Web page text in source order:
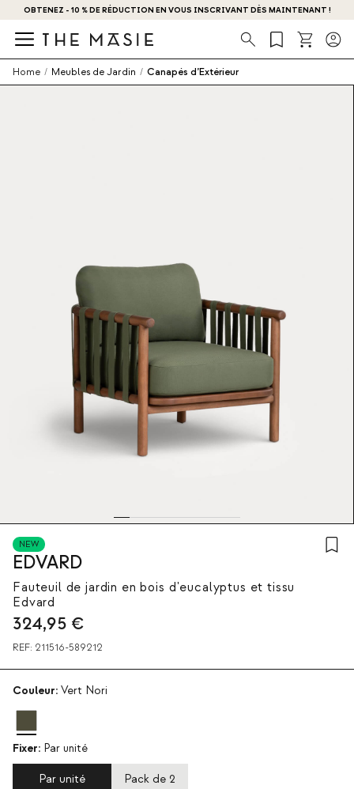
OBTENEZ - 10 % DE RÉDUCTION EN VOUS INSCRIVANT DÈS MAINTENANT !
Recherche
Home / Meubles de Jardin / Canapés d’Extérieur
NEW
EDVARD
Fauteuil de jardin en bois d'eucalyptus et tissu
Edvard
324,95 €
REF: 211516-589212
Couleur: Vert Nori
Fixer: Par unité
Par unité Pack de 2